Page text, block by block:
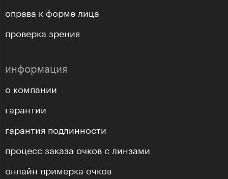
оправа к форме лица
проверка зрения
информация
о компании
гарантии
гарантия подлинности
процесс заказа очков с линзами
онлайн примерка очков